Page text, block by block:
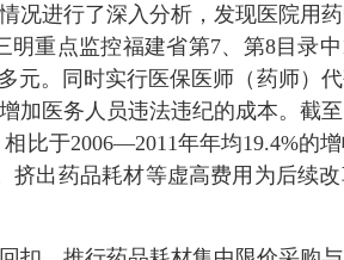
进行了深入分析，发现医院用
重点监控福建省第7、第8目录中
元。同时实行医保医师（药师）
加医务人员违法违纪的成本。截
比于2006—2011年年均19.4%的增
挤出药品耗材等虚高费用为后续